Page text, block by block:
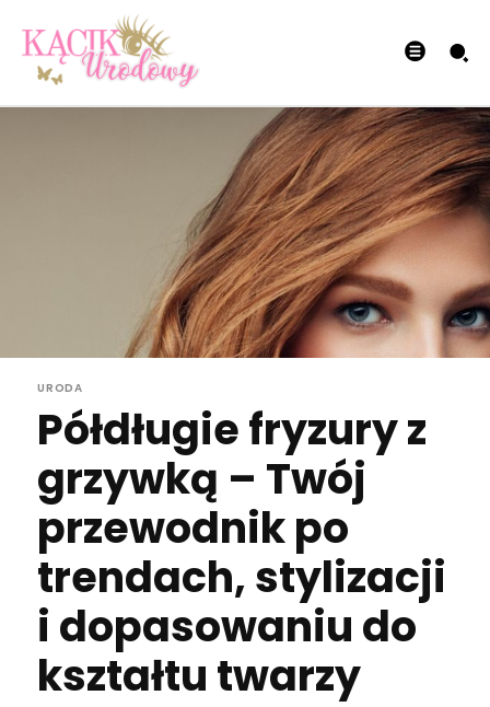
URODA
Półdługie fryzury z
grzywką – Twój
przewodnik po
trendach, stylizacji
i dopasowaniu do
kształtu twarzy